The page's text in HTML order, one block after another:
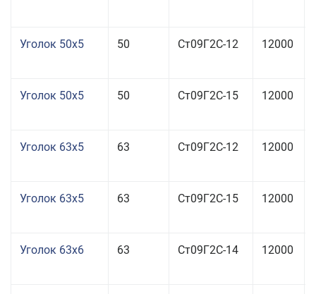
Уголок 50x5 50 Ст09Г2С-12 12000
Уголок 50x5 50 Ст09Г2С-15 12000
Уголок 63x5 63 Ст09Г2С-12 12000
Уголок 63x5 63 Ст09Г2С-15 12000
Уголок 63x6 63 Ст09Г2С-14 12000